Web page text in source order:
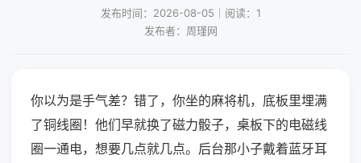
发布时间：2026-08-05｜阅读：1
发布者：周瑾网
你以为是手气差？错了，你坐的麻将机，底板里埋满
了铜线圈！他们早就换了磁力骰子，桌板下的电磁线
圈一通电，想要几点就几点。后台那小子戴着蓝牙耳